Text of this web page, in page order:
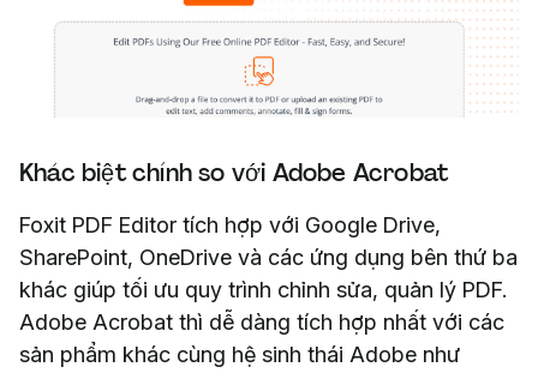
Khác biệt chính so với Adobe Acrobat
Foxit PDF Editor tích hợp với Google Drive,
SharePoint, OneDrive và các ứng dụng bên thứ ba
khác giúp tối ưu quy trình chỉnh sửa, quản lý PDF.
Adobe Acrobat thì dễ dàng tích hợp nhất với các
sản phẩm khác cùng hệ sinh thái Adobe như